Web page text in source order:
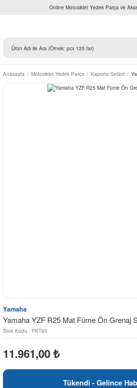
Online Motosiklet Yedek Parça ve
Anasayfa Motosiklet Yedek Parça Kaporta Setleri
Yamaha
Yamaha YZF R25 Mat Füme Ön Grenaj
Stok Kodu : PKT65
11.961,00 ₺
Tükendi - Gelince